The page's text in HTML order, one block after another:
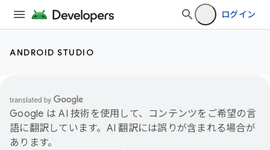
ログイン
ANDROID STUDIO
Google は AI 技術を使用して、コンテンツをご希望の言
語に翻訳しています。AI 翻訳には誤りが含まれる場合が
あります。